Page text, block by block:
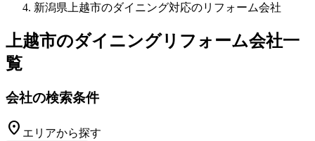
新潟県上越市のダイニング対応のリフォーム会社
上越市のダイニングリフォーム会社一
覧
会社の検索条件
location_on エリアから探す